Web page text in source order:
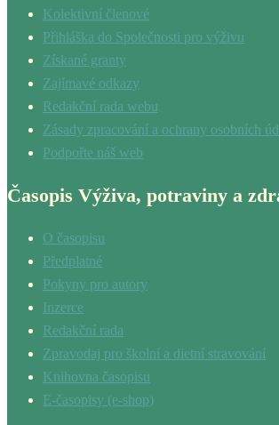
Kolektivní členové
Přihláška do Společnosti pro výživu
Získané granty
Zajímavé odkazy
Redakční rada webu
Zásady zpracování a ochrany osobních
Podpořte náš web
Časopis Výživa, potraviny a
O časopisu
Předplatné
Pokyny pro autory
Inzerce
Redakční rada
Zpravodaj pro školní a dietní stravování
Knihovna časopisu
E-časopisy (e-shop)